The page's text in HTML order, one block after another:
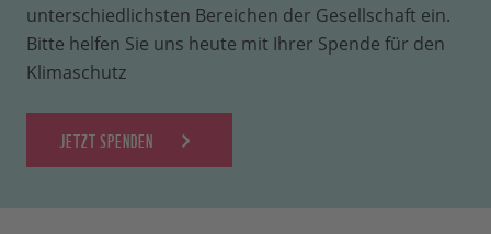
unterschiedlichsten Bereichen der Gesellschaft ein.
Bitte helfen Sie uns heute mit Ihrer Spende für den
Klimaschutz
JETZT SPENDEN